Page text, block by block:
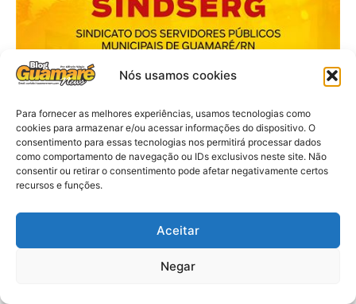
Nós usamos cookies
Para fornecer as melhores experiências, usamos tecnologias como
cookies para armazenar e/ou acessar informações do dispositivo. O
consentimento para essas tecnologias nos permitirá processar dados
como comportamento de navegação ou IDs exclusivos neste site. Não
consentir ou retirar o consentimento pode afetar negativamente certos
recursos e funções.
Aceitar
Negar